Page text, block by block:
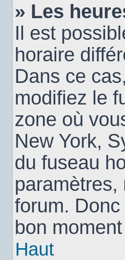
» Les
Il est
horaire
Dans ce
modifiez le
zone où
New York,
du fuseau
paramètres,
forum. Donc
bon
Haut